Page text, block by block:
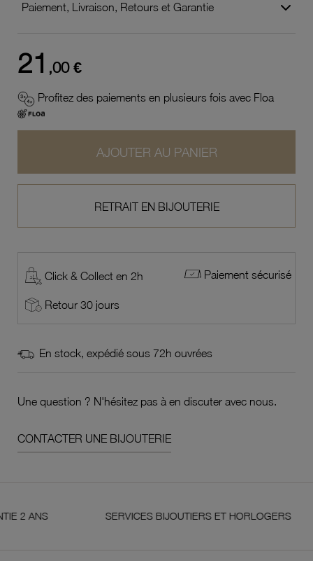
Paiement, Livraison, Retours et Garantie
21 ,00 €
Profitez des paiements en plusieurs fois avec Floa
AJOUTER AU PANIER
RETRAIT EN BIJOUTERIE
Click & Collect en 2h Paiement sécurisé
Retour 30 jours
En stock, expédié sous 72h ouvrées
Une question ? N'hésitez pas à en discuter avec nous.
CONTACTER UNE BIJOUTERIE
SERVICES BIJOUTIERS ET HORLOGERS